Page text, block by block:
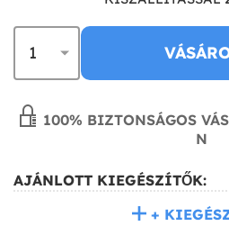
100% BIZTONSÁGOS
N
AJÁNLOTT KIEGÉSZÍTŐK:
+